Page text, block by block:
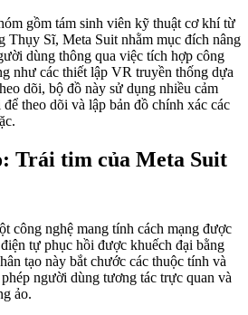
gồm tám sinh viên kỹ thuật cơ khí từ
Thụy Sĩ, Meta Suit nhằm mục đích nâng
dùng thông qua việc tích hợp công
như các thiết lập VR truyền thống dựa
dõi, bộ đồ này sử dụng nhiều cảm
theo dõi và lập bản đồ chính xác các
Trái tim của Meta Suit
công nghệ mang tính cách mạng được
tự phục hồi được khuếch đại bằng
tạo này bắt chước các thuộc tính và
người dùng tương tác trực quan và
ảo.